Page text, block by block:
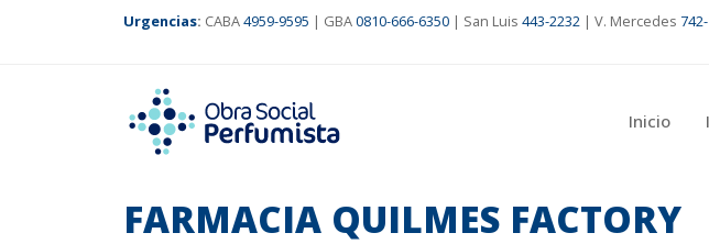
Urgencias: CABA4959-9595 | GBA0810-666-6350 | San Luis 443-2232 | V. Mercedes
Inicio
FARMACIA QUILMES FACTORY